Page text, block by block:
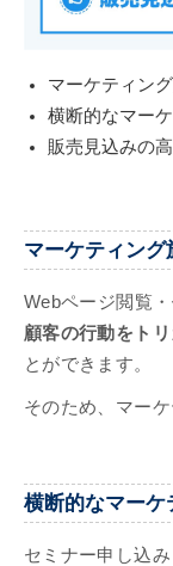
マーケティン
横断的なマー
販売見込みの
マーケティング
Webページ閲覧
顧客の行動をト
とができます。
そのため、マー
横断的なマーケ
セミナー申し込